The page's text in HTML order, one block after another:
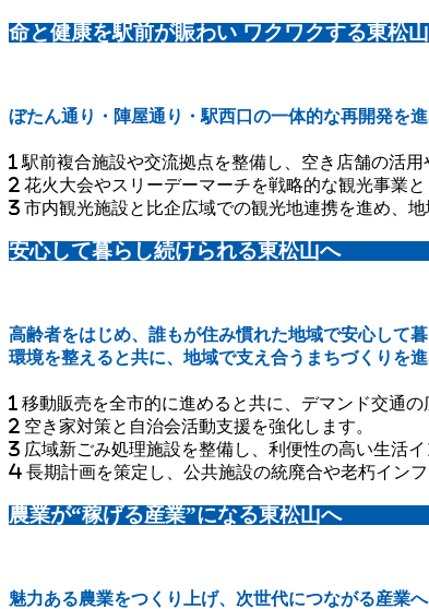
命と健康を駅前が賑わい ワクワクする東松
ぼたん通り・陣屋通り・駅西口の一体的な再開発を進
駅前複合施設や交流拠点を整備し、空き店舗の活用
花火大会やスリーデーマーチを戦略的な観光事業
市内観光施設と比企広域での観光地連携を進め、地
安心して暮らし続けられる東松山へ
高齢者をはじめ、誰もが住み慣れた地域で安心して
環境を整えると共に、地域で支え合うまちづくりを進
移動販売を全市的に進めると共に、デマンド交通の
空き家対策と自治会活動支援を強化します。
広域新ごみ処理施設を整備し、利便性の高い生活イ
長期計画を策定し、公共施設の統廃合や老朽インフ
農業が“稼げる産業”になる東松山へ
魅力ある農業をつくり上げ、次世代につながる産業へ